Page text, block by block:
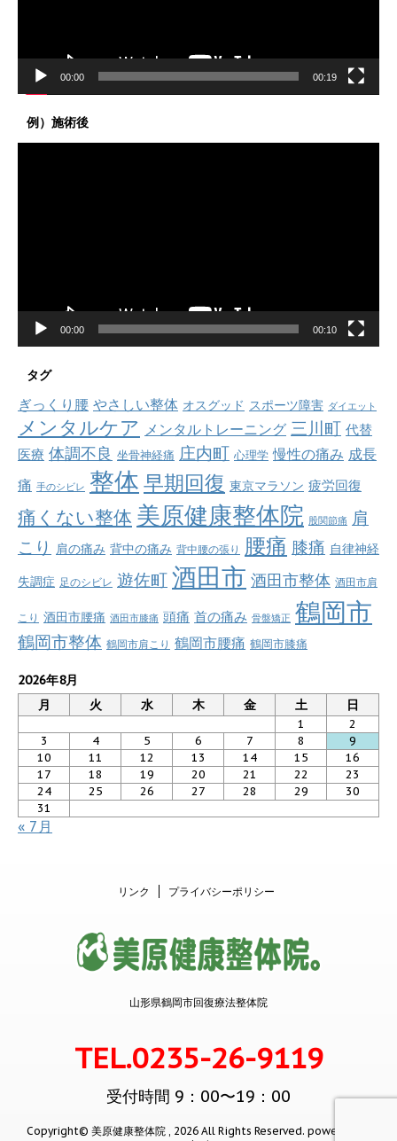
00:00 00:19
例）施術後
00:00 00:10
タグ
ぎっくり腰 やさしい整体 オスグッド スポーツ障害 ダイエット
メンタルケア メンタルトレーニング 三川町 代替
医療 体調不良 坐骨神経痛 庄内町 心理学 慢性の痛み 成長
痛 手のシビレ 整体 早期回復 東京マラソン 疲労回復
痛くない整体 美原健康整体院 股関節痛 肩
こり 肩の痛み 背中の痛み 背中腰の張り 腰痛 膝痛 自律神経
失調症 足のシビレ 遊佐町 酒田市 酒田市整体 酒田市肩
こり 酒田市腰痛 酒田市膝痛 頭痛 首の痛み 骨盤矯正 鶴岡市
鶴岡市整体 鶴岡市肩こり 鶴岡市腰痛 鶴岡市膝痛
2026年8月
月
火 水 木 金 土 日
1
2
3
4 5 6 7 8
9
10
11 12 13 14 15
16
17
18 19 20 21 22
23
24
25 26 27 28 29
30
31
« 7月
リンク プライバシーポリシー
山形県鶴岡市回復療法整体院
TEL.0235-26-9119
受付時間 9：00〜19：00
Copyright© 美原健康整体院 , 2026 All Rights Reserved. powered by